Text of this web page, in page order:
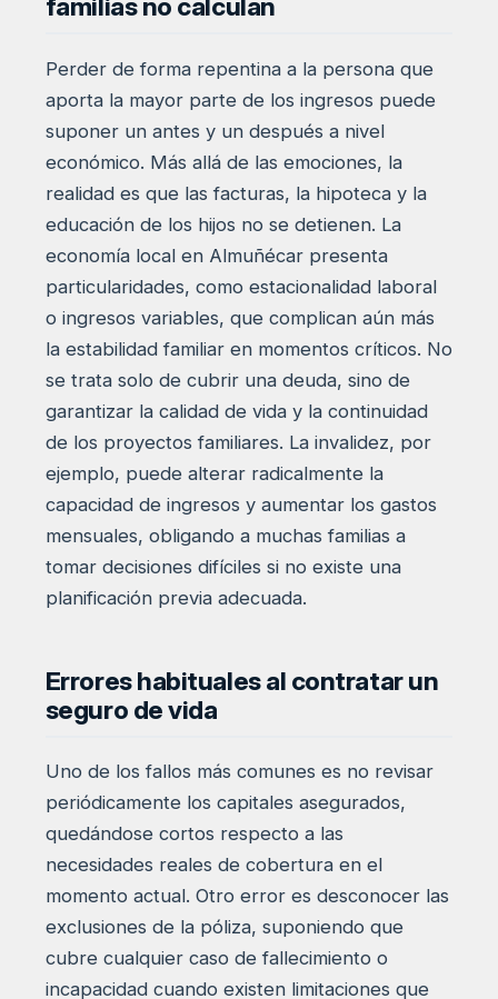
familias no calculan
Perder de forma repentina a la persona que
aporta la mayor parte de los ingresos puede
suponer un antes y un después a nivel
económico. Más allá de las emociones, la
realidad es que las facturas, la hipoteca y la
educación de los hijos no se detienen. La
economía local en Almuñécar presenta
particularidades, como estacionalidad laboral
o ingresos variables, que complican aún más
la estabilidad familiar en momentos críticos. No
se trata solo de cubrir una deuda, sino de
garantizar la calidad de vida y la continuidad
de los proyectos familiares. La invalidez, por
ejemplo, puede alterar radicalmente la
capacidad de ingresos y aumentar los gastos
mensuales, obligando a muchas familias a
tomar decisiones difíciles si no existe una
planificación previa adecuada.
Errores habituales al contratar un
seguro de vida
Uno de los fallos más comunes es no revisar
periódicamente los capitales asegurados,
quedándose cortos respecto a las
necesidades reales de cobertura en el
momento actual. Otro error es desconocer las
exclusiones de la póliza, suponiendo que
cubre cualquier caso de fallecimiento o
incapacidad cuando existen limitaciones que